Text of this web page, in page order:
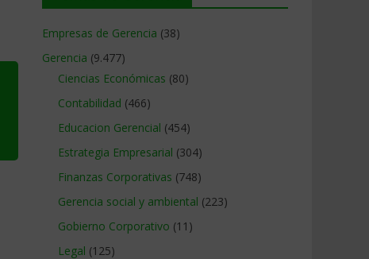
Empresas de Gerencia (38)
Gerencia (9.477)
Ciencias Económicas (80)
Contabilidad (466)
Educacion Gerencial (454)
Estrategia Empresarial (304)
Finanzas Corporativas (748)
Gerencia social y ambiental (223)
Gobierno Corporativo (11)
Legal (125)